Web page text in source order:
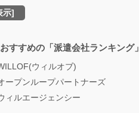
示]
すすめの「派遣会社ランキング」
ウィルオブ)
ープンループパートナーズ
ィルエージェンシー